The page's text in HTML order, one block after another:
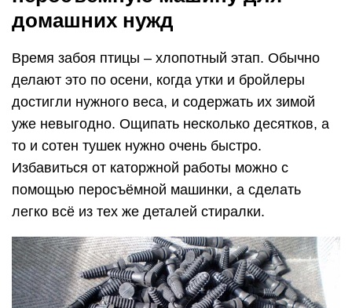
домашних нужд
Время забоя птицы – хлопотный этап. Обычно
делают это по осени, когда утки и бройлеры
достигли нужного веса, и содержать их зимой
уже невыгодно. Ощипать несколько десятков, а
то и сотен тушек нужно очень быстро.
Избавиться от каторжной работы можно с
помощью перосъёмной машинки, а сделать
легко всё из тех же деталей стиралки.